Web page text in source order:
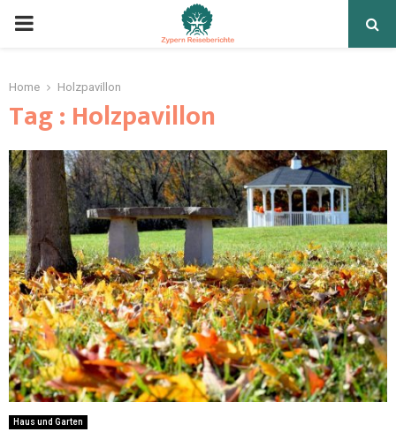
Home Holzpavillon
Tag : Holzpavillon
Haus und Garten